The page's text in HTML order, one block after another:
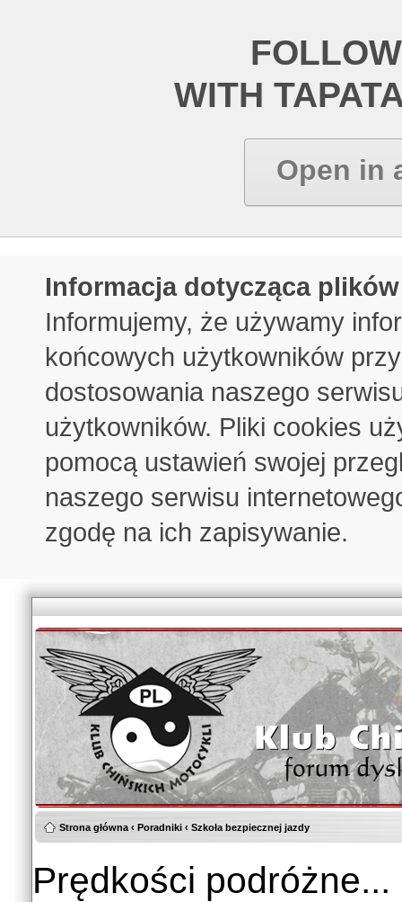
WITH
Open in
Informacja dotycząca
Informujemy, że używamy
końcowych użytkowników
dostosowania naszego
użytkowników. Pliki cookies
pomocą ustawień swojej
naszego serwisu
zgodę na ich zapisywanie.
Strona główna ‹ Poradniki ‹ Szkoła bezpiecznej jazdy
Prędkości podróżne...